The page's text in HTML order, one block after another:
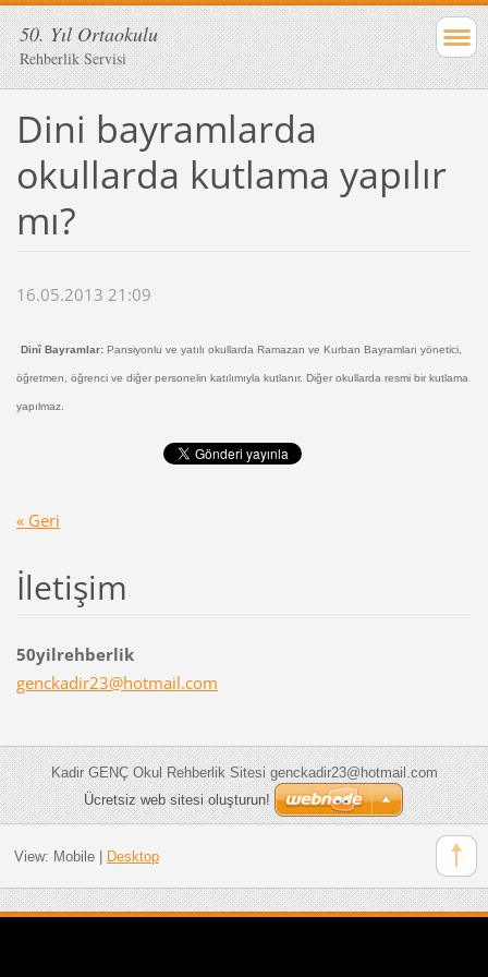
50. Yıl Ortaokulu
Rehberlik Servisi
Dini bayramlarda
okullarda kutlama yapılır
mı?
16.05.2013 21:09
Dinî Bayramlar:Pansiyonlu ve yatılı okullarda Ramazan ve Kurban Bayramları yönetici,
öğretmen, öğrenci ve diğer personelin katılımıyla kutlanır. Diğer okullarda resmi bir kutlama
yapılmaz.
« Geri
İletişim
50yilrehberlik
genckadir23@hotmail.com
Kadir GENÇ Okul Rehberlik Sitesi genckadir23@hotmail.com
Ücretsiz web sitesi oluşturun!
View: Mobile| Desktop